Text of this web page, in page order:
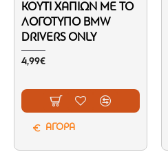
ΚΟΥΤΊ ΧΑΠΙΏΝ ΜΕ ΤΟ
ΛΟΓΌΤΥΠΟ BMW
DRIVERS ONLY
4,99€
ΑΓΟΡΑ